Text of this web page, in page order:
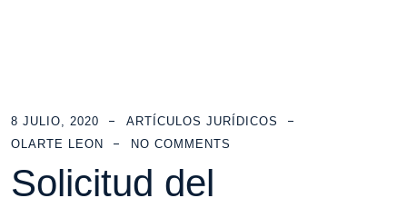
8 JULIO, 2020
ARTÍCULOS JURÍDICOS
OLARTE LEON
NO COMMENTS
Solicitud del